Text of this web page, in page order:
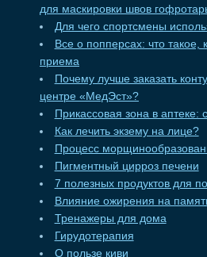
для маскировки швов
Для чего спортсмены
Все о попперсах: что такое,
приема
Почему лучше заказать
центре «МедЭст»?
Прикассовая зона в
Как лечить экзему на лице?
Процесс
Пигментный цирроз печени
7 полезных продуктов для
Влияние ожирения на
Тренажеры для дома
Гирудотерапия
О пользе киви